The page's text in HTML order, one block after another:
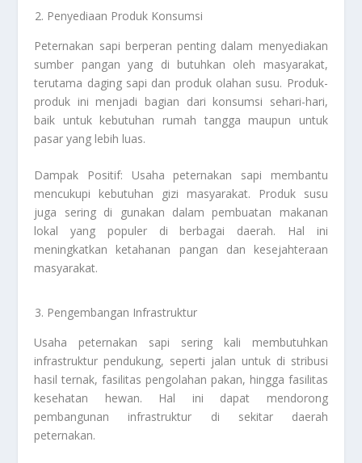
Penyediaan Produk Konsumsi
Peternakan sapi berperan penting dalam menyediakan
sumber pangan yang di butuhkan oleh masyarakat,
terutama daging sapi dan produk olahan susu. Produk-
produk ini menjadi bagian dari konsumsi sehari-hari,
baik untuk kebutuhan rumah tangga maupun untuk
pasar yang lebih luas.
Dampak Positif: Usaha peternakan sapi membantu
mencukupi kebutuhan gizi masyarakat. Produk susu
juga sering di gunakan dalam pembuatan makanan
lokal yang populer di berbagai daerah. Hal ini
meningkatkan ketahanan pangan dan kesejahteraan
masyarakat.
Pengembangan Infrastruktur
Usaha peternakan sapi sering kali membutuhkan
infrastruktur pendukung, seperti jalan untuk di stribusi
hasil ternak, fasilitas pengolahan pakan, hingga fasilitas
kesehatan hewan. Hal ini dapat mendorong
pembangunan infrastruktur di sekitar daerah
peternakan.